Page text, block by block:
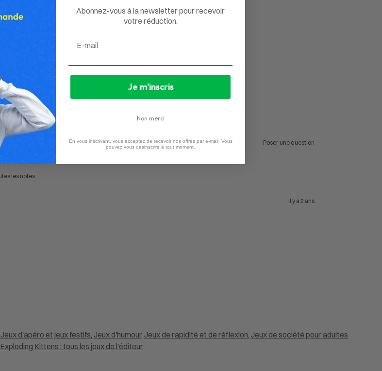
100
Poser une question
il y a 2 ans
Jeux d'apéro et jeux festifs, Jeux d'humour, Jeux de rapidité et de réflexion, Jeux de société pour adultes
Exploding Kittens : tous les jeux de l'éditeur
Abonnez-vous à la newsletter pour recevoir
votre réduction.
Je m'inscris
Non merci
En vous inscrivant, vous acceptez de recevoir nos offres par e-mail. Vous
pouvez vous désinscrire à tout moment.